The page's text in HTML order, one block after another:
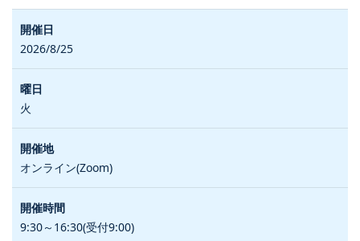
2026/8/25
火
オンライン(Zoom)
9:30～16:30(受付9:00)